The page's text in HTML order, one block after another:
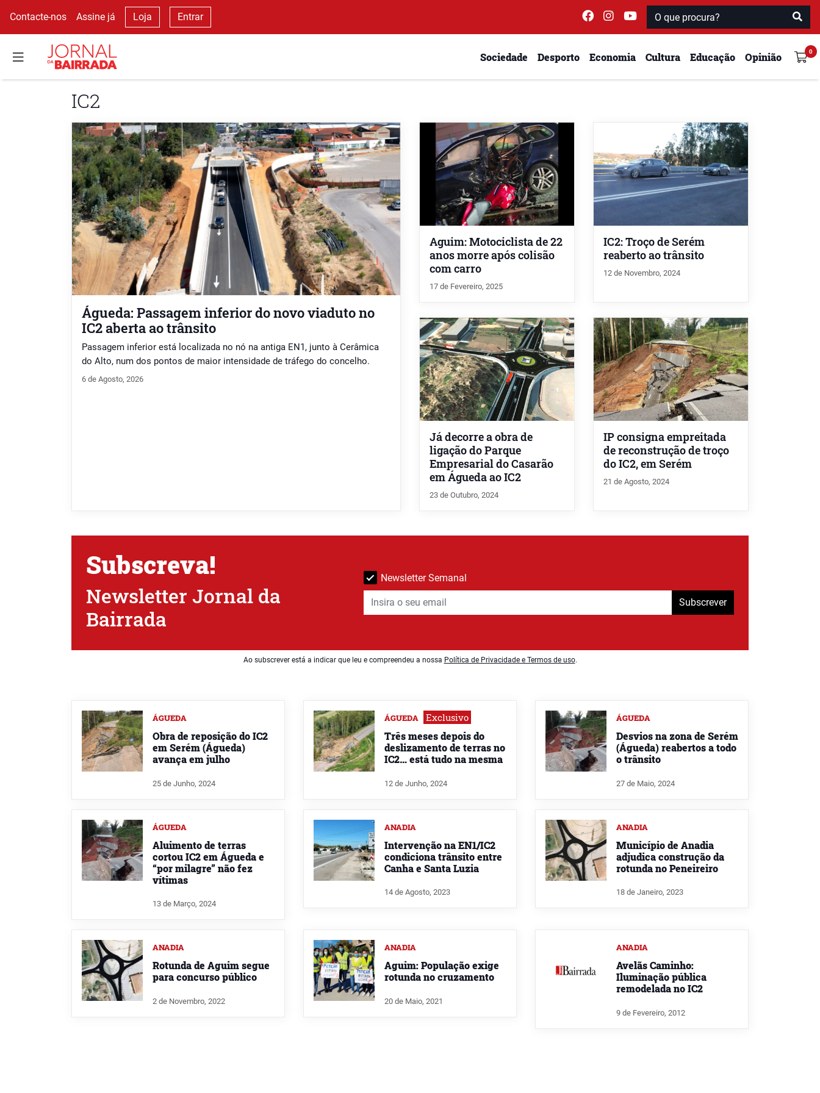
Contacte-nos Assine já Loja Entrar
Sociedade Desporto Economia Cultura Educação Opinião
IC2
Águeda: Passagem inferior do novo viaduto no
IC2 aberta ao trânsito
Passagem inferior está localizada no nó na antiga EN1, junto à Cerâmica
do Alto, num dos pontos de maior intensidade de tráfego do concelho.
6 de Agosto, 2026
Aguim: Motociclista de 22
anos morre após colisão
com carro
17 de Fevereiro, 2025
IC2: Troço de Serém
reaberto ao trânsito
12 de Novembro, 2024
Já decorre a obra de
ligação do Parque
Empresarial do Casarão
em Águeda ao IC2
23 de Outubro, 2024
IP consigna empreitada
de reconstrução de troço
do IC2, em Serém
21 de Agosto, 2024
Subscreva!
Newsletter Jornal da
Bairrada
Newsletter Semanal
Subscrever
Ao subscrever está a indicar que leu e compreendeu a nossa Política de Privacidade e Termos de uso.
ÁGUEDA
Obra de reposição do IC2
em Serém (Águeda)
avança em julho
25 de Junho, 2024
ÁGUEDA Exclusivo
Três meses depois do
deslizamento de terras no
IC2… está tudo na mesma
12 de Junho, 2024
ÁGUEDA
Desvios na zona de Serém
(Águeda) reabertos a todo
o trânsito
27 de Maio, 2024
ÁGUEDA
Aluimento de terras
cortou IC2 em Águeda e
“por milagre” não fez
vítimas
13 de Março, 2024
ANADIA
Intervenção na EN1/IC2
condiciona trânsito entre
Canha e Santa Luzia
14 de Agosto, 2023
ANADIA
Município de Anadia
adjudica construção da
rotunda no Peneireiro
18 de Janeiro, 2023
ANADIA
Rotunda de Aguim segue
para concurso público
2 de Novembro, 2022
ANADIA
Aguim: População exige
rotunda no cruzamento
20 de Maio, 2021
ANADIA
Avelãs Caminho:
Iluminação pública
remodelada no IC2
9 de Fevereiro, 2012